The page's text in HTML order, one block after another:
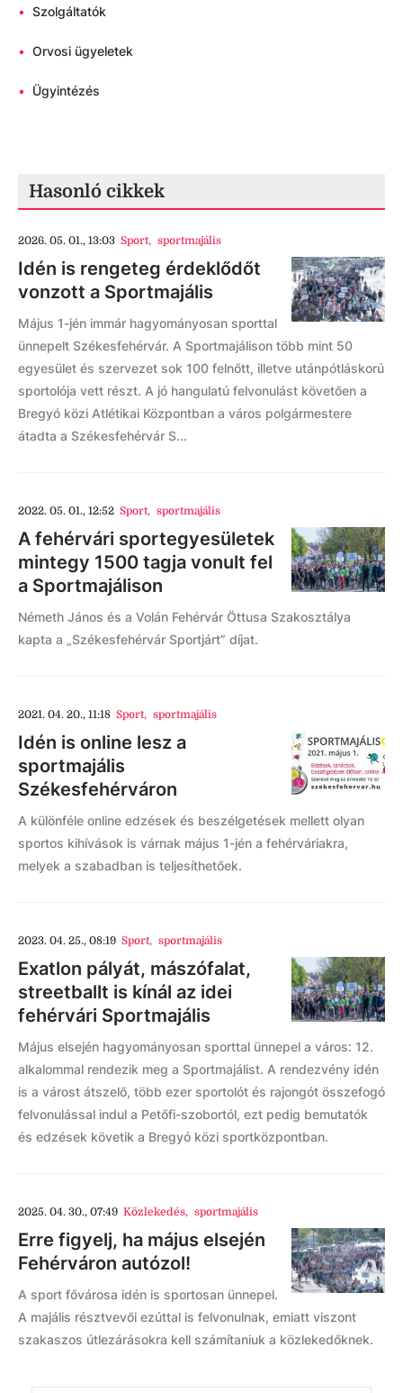
• Szolgáltatók
• Orvosi ügyeletek
• Ügyintézés
Hasonló cikkek
2026. 05. 01., 13:03 Sport, sportmajális
Idén is rengeteg érdeklődőt
vonzott a Sportmajális
Május 1-jén immár hagyományosan sporttal
ünnepelt Székesfehérvár. A Sportmajálison több mint 50
egyesület és szervezet sok 100 felnőtt, illetve utánpótláskorú
sportolója vett részt. A jó hangulatú felvonulást követően a
Bregyó közi Atlétikai Központban a város polgármestere
átadta a Székesfehérvár S...
2022. 05. 01., 12:52 Sport, sportmajális
A fehérvári sportegyesületek
mintegy 1500 tagja vonult fel
a Sportmajálison
Németh János és a Volán Fehérvár Öttusa Szakosztálya
kapta a „Székesfehérvár Sportjárt” díjat.
2021. 04. 20., 11:18 Sport, sportmajális
Idén is online lesz a
sportmajális
Székesfehérváron
A különféle online edzések és beszélgetések mellett olyan
sportos kihívások is várnak május 1-jén a fehérváriakra,
melyek a szabadban is teljesíthetőek.
2023. 04. 25., 08:19 Sport, sportmajális
Exatlon pályát, mászófalat,
streetballt is kínál az idei
fehérvári Sportmajális
Május elsején hagyományosan sporttal ünnepel a város: 12.
alkalommal rendezik meg a Sportmajálist. A rendezvény idén
is a várost átszelő, több ezer sportolót és rajongót összefogó
felvonulással indul a Petőfi-szobortól, ezt pedig bemutatók
és edzések követik a Bregyó közi sportközpontban.
2025. 04. 30., 07:49 Közlekedés, sportmajális
Erre figyelj, ha május elsején
Fehérváron autózol!
A sport fővárosa idén is sportosan ünnepel.
A majális résztvevői ezúttal is felvonulnak, emiatt viszont
szakaszos útlezárásokra kell számítaniuk a közlekedőknek.